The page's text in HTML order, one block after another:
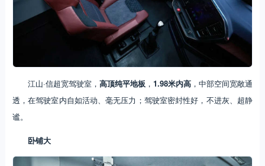
江山·信超宽驾驶室， 高顶纯平地板 ，1.98米内高 ，中部空间宽敞通
透，在驾驶室内自如活动、毫无压力；驾驶室密封性好，不进灰、超静
谧。
卧铺大